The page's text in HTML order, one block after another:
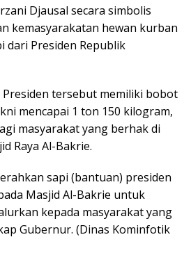
Djausal secara simbolis
kemasyarakatan hewan kurban
dari Presiden Republik
tersebut memiliki bobot
mencapai 1 ton 150 kilogram,
masyarakat yang berhak di
Raya Al-Bakrie.
sapi (bantuan) presiden
Masjid Al-Bakrie untuk
kepada masyarakat yang
Gubernur. (Dinas Kominfotik